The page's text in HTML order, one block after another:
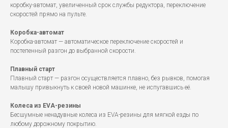
коробку-автомат, увеличенный срок службы редуктора, переключение
скоростей прямо на пульте.
Коробка-автомат
Коробка-автомат — автоматическое переключение скоростей и
постепенный разгон до выбранной скорости.
Плавный старт
Плавный старт — разгон осуществляется плавно, без рывков, помогая
малышу привыкнуть к своей новой машинке, не испугавшись её.
Колеса из EVA-резины
Бесшумные ненадувные колеса из EVA-резины для мягкой езды по
любому дорожному покрытию.